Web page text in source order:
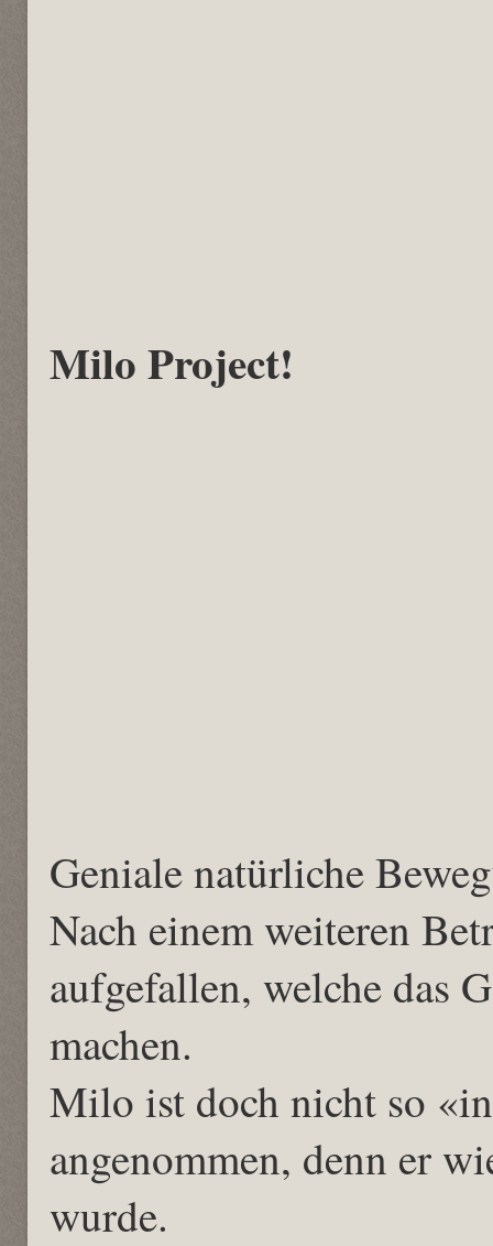
Milo Project!
Geniale natürliche
Nach einem weiteren
aufgefallen, welche das
machen.
Milo ist doch nicht so
angenommen, denn er
wurde.